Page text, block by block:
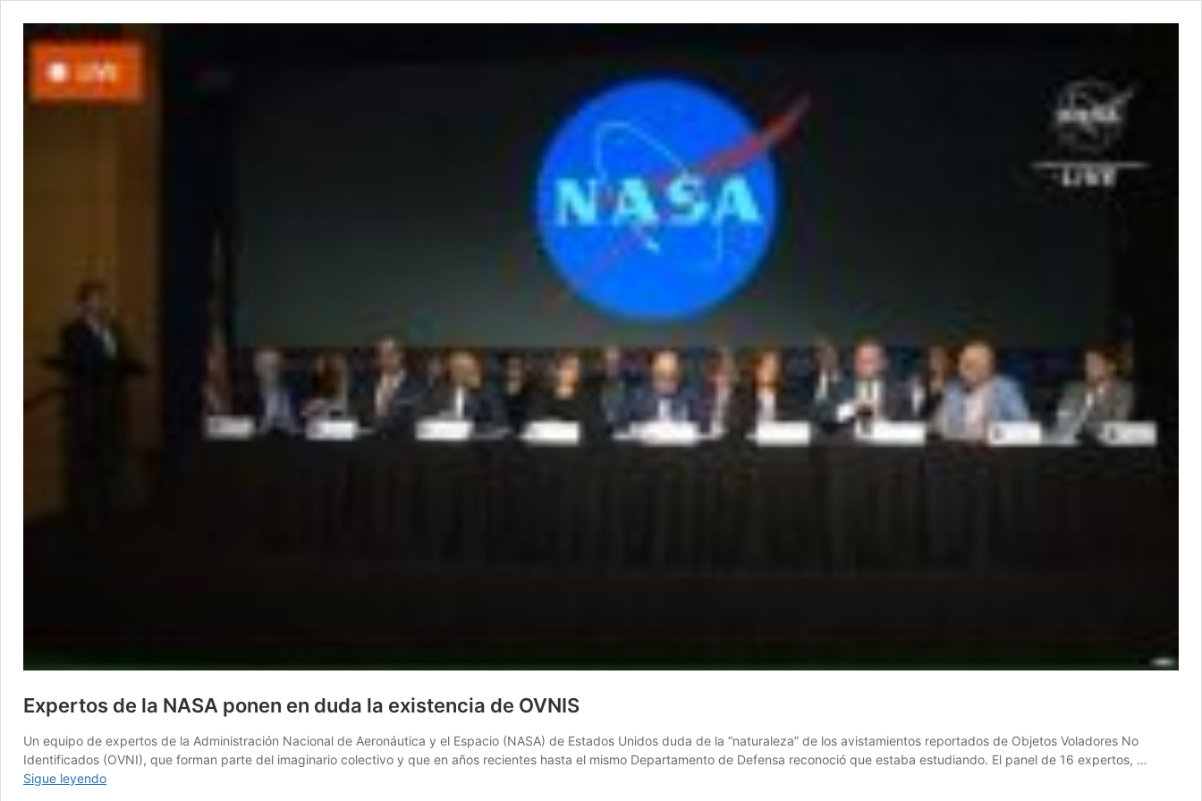
Expertos de la NASA ponen en duda la existencia de OVNIS
Un equipo de expertos de la Administración Nacional de Aeronáutica y el Espacio (NASA) de Estados Unidos duda de la “naturaleza” de los avistamientos reportados de Objetos Voladores No
Identificados (OVNI), que forman parte del imaginario colectivo y que en años recientes hasta el mismo Departamento de Defensa reconoció que estaba estudiando. El panel de 16 expertos, …
Sigue leyendoExpertos